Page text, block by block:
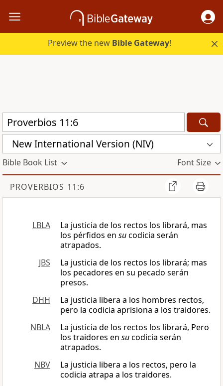
Preview the new Bible Gateway!
New International Version (NIV)
Bible Book List Font Size
PROVERBIOS 11:6
LBLA
La justicia de los rectos los librará, mas
los pérfidos en sucodicia serán
atrapados.
JBS
La justicia de los rectos los librará; mas
los pecadores en su pecado serán
presos.
DHH
La justicia libera a los hombres rectos,
pero la codicia aprisiona a los traidores.
NBLA
La justicia de los rectos los librará, Pero
los traidores en sucodicia serán
atrapados.
NBV
La justicia libera a los rectos, pero la
codicia atrapa a los traidores.